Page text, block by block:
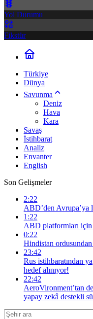
Yol Durumu
Fikstür
Türkiye
Dünya
Savunma
Deniz
Hava
Kara
Savaş
İstihbarat
Analiz
Envanter
English
Son Gelişmeler
2:22
ABD’den Avrupa’ya
1:22
ABD platformları
0:22
Hindistan ordusundan
23:42
Rus istihbaratından
hedef alınıyor!
22:42
AeroVironment’tan
yapay zekâ destekli